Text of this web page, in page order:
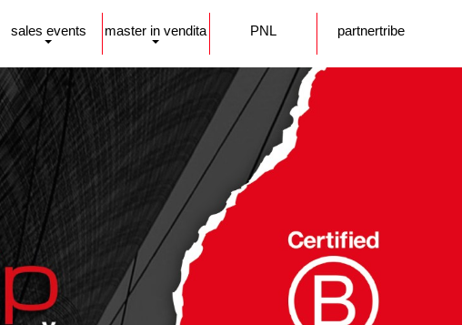
sales events master in vendita PNL partnertribe